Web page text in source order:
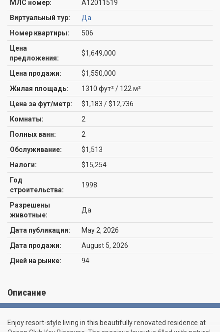
МЛС номер:
A12011519
Виртуальный тур:
Да
Номер квартиры:
506
Цена
предложения:
$1,649,000
Цена продажи:
$1,550,000
Жилая площадь:
1310 фут² / 122 м²
Цена за фут/метр:
$1,183 / $12,736
Комнаты:
2
Полных ванн:
2
Обслуживание:
$1,513
Налоги:
$15,254
Год
строительства:
1998
Разрешены
животные:
Да
Дата публикации:
May 2, 2026
Дата продажи:
August 5, 2026
Дней на рынке:
94
Описание
Enjoy resort-style living in this beautifully renovated residence at